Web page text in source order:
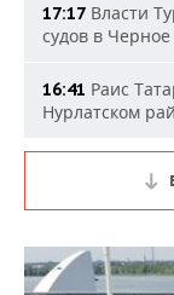
17:17 Власти
судов в
16:41 Раис
Нурлатском